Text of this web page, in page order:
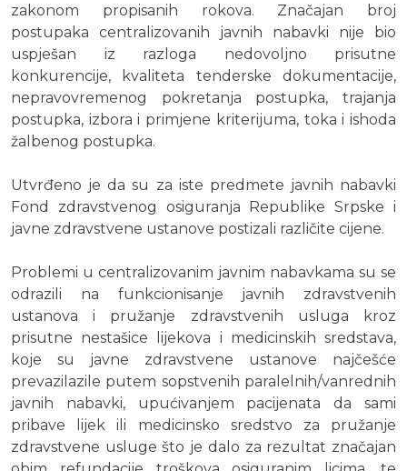
zakonom propisanih rokova. Značajan broj
postupaka centralizovanih javnih nabavki nije bio
uspješan iz razloga nedovoljno prisutne
konkurencije, kvaliteta tenderske dokumentacije,
nepravovremenog pokretanja postupka, trajanja
postupka, izbora i primjene kriterijuma, toka i ishoda
žalbenog postupka.
Utvrđeno je da su za iste predmete javnih nabavki
Fond zdravstvenog osiguranja Republike Srpske i
javne zdravstvene ustanove postizali različite cijene.
Problemi u centralizovanim javnim nabavkama su se
odrazili na funkcionisanje javnih zdravstvenih
ustanova i pružanje zdravstvenih usluga kroz
prisutne nestašice lijekova i medicinskih sredstava,
koje su javne zdravstvene ustanove najčešće
prevazilazile putem sopstvenih paralelnih/vanrednih
javnih nabavki, upućivanjem pacijenata da sami
pribave lijek ili medicinsko sredstvo za pružanje
zdravstvene usluge što je dalo za rezultat značajan